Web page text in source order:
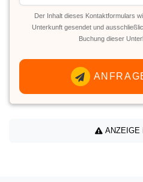
Der Inhalt dieses Kontaktformulars
Unterkunft gesendet und
Buchung dieser
ANZEIGE